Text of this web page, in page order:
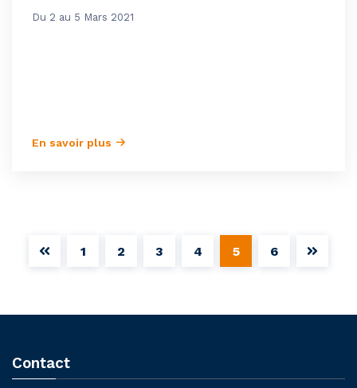
Du 2 au 5 Mars 2021
En savoir plus
1 2 3 4 5 6
Contact